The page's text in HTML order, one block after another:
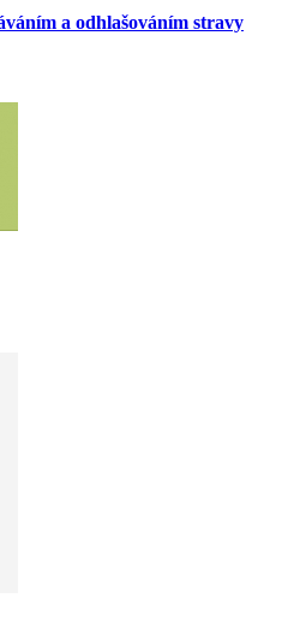
a odhlašováním stravy